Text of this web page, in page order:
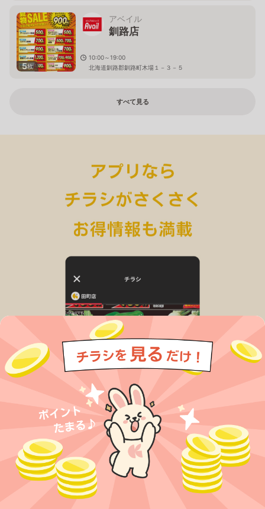
5枚
アベイル
釧路店
10:00～19:00
北海道釧路郡釧路町木場１－３－５
すべて見る